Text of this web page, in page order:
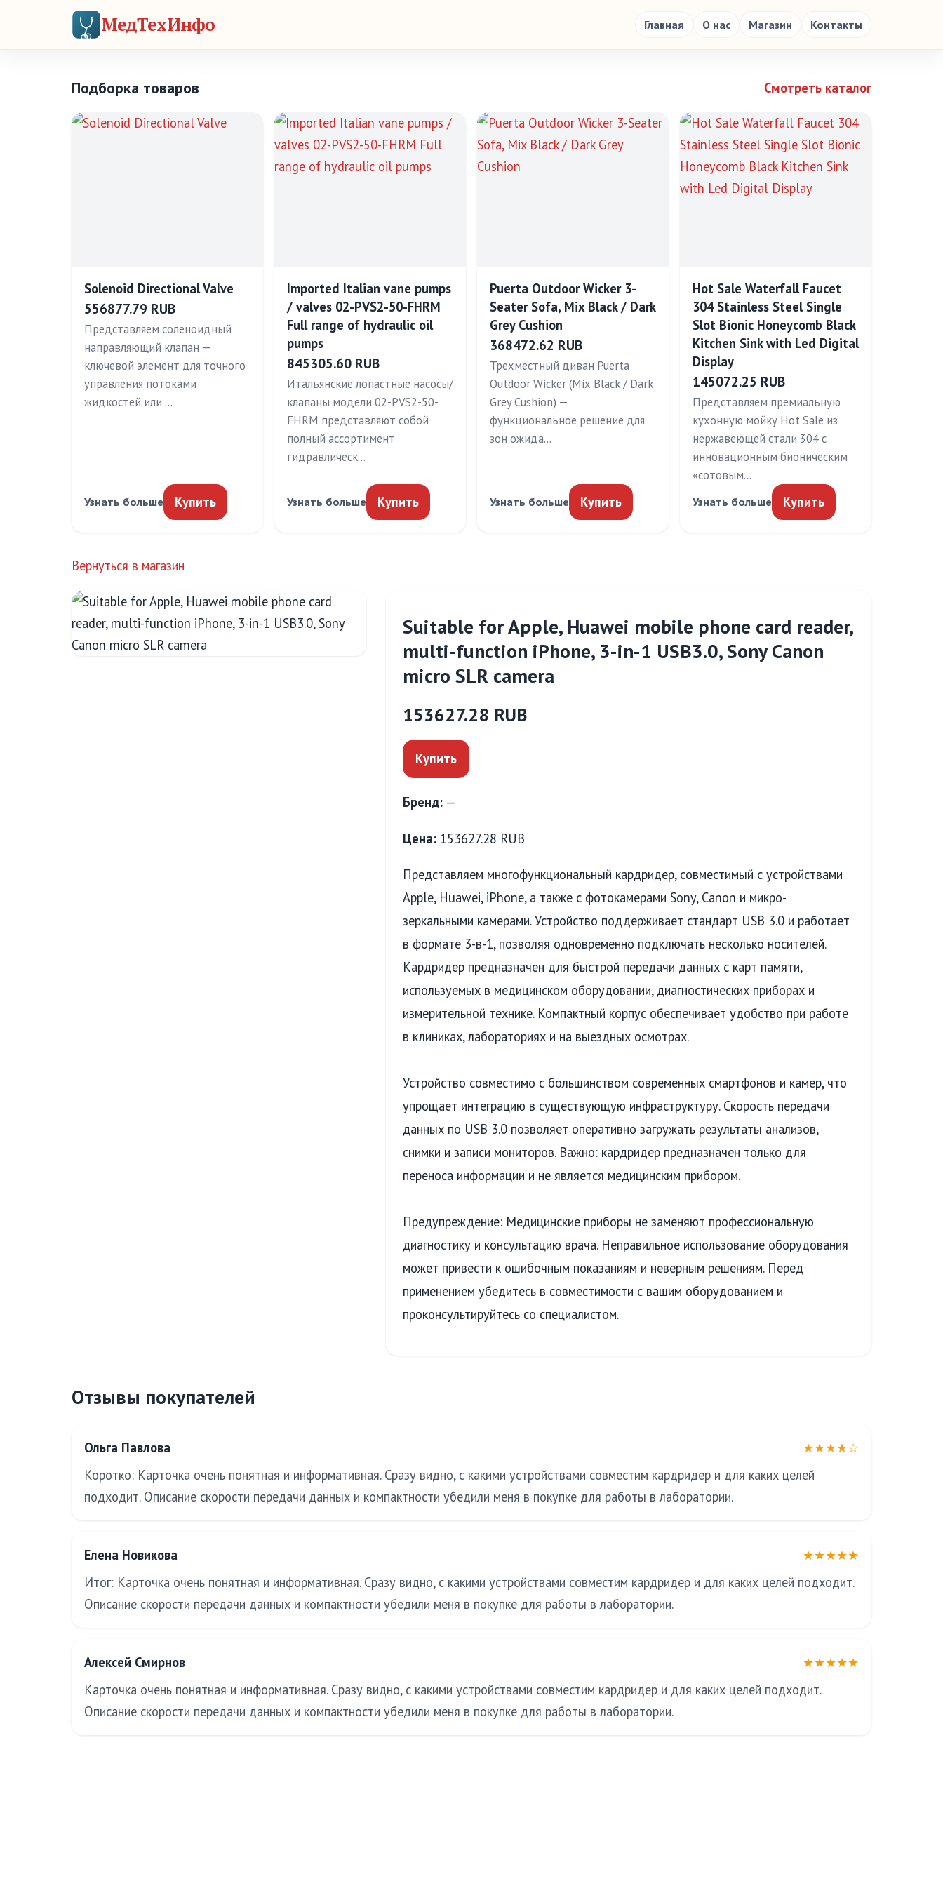
МедТехИнфо Главная О нас Магазин Контакты
Подборка товаров Смотреть каталог
Solenoid Directional Valve
556877.79 RUB
Представляем соленоидный
направляющий клапан —
ключевой элемент для точного
управления потоками
жидкостей или …
Узнать больше Купить
Imported Italian vane pumps
/ valves 02-PVS2-50-FHRM
Full range of hydraulic oil
pumps
845305.60 RUB
Итальянские лопастные насосы/
клапаны модели 02-PVS2-50-
FHRM представляют собой
полный ассортимент
гидравлическ…
Узнать больше Купить
Puerta Outdoor Wicker 3-
Seater Sofa, Mix Black / Dark
Grey Cushion
368472.62 RUB
Трехместный диван Puerta
Outdoor Wicker (Mix Black / Dark
Grey Cushion) —
функциональное решение для
зон ожида…
Узнать больше Купить
Hot Sale Waterfall Faucet
304 Stainless Steel Single
Slot Bionic Honeycomb Black
Kitchen Sink with Led Digital
Display
145072.25 RUB
Представляем премиальную
кухонную мойку Hot Sale из
нержавеющей стали 304 с
инновационным бионическим
«сотовым…
Узнать больше Купить
Вернуться в магазин
Suitable for Apple, Huawei mobile phone card reader,
multi-function iPhone, 3-in-1 USB3.0, Sony Canon
micro SLR camera
153627.28 RUB
Купить
Бренд: —
Цена: 153627.28 RUB
Представляем многофункциональный кардридер, совместимый с устройствами
Apple, Huawei, iPhone, а также с фотокамерами Sony, Canon и микро-
зеркальными камерами. Устройство поддерживает стандарт USB 3.0 и работает
в формате 3-в-1, позволяя одновременно подключать несколько носителей.
Кардридер предназначен для быстрой передачи данных с карт памяти,
используемых в медицинском оборудовании, диагностических приборах и
измерительной технике. Компактный корпус обеспечивает удобство при работе
в клиниках, лабораториях и на выездных осмотрах.
Устройство совместимо с большинством современных смартфонов и камер, что
упрощает интеграцию в существующую инфраструктуру. Скорость передачи
данных по USB 3.0 позволяет оперативно загружать результаты анализов,
снимки и записи мониторов. Важно: кардридер предназначен только для
переноса информации и не является медицинским прибором.
Предупреждение: Медицинские приборы не заменяют профессиональную
диагностику и консультацию врача. Неправильное использование оборудования
может привести к ошибочным показаниям и неверным решениям. Перед
применением убедитесь в совместимости с вашим оборудованием и
проконсультируйтесь со специалистом.
Отзывы покупателей
Ольга Павлова
★★★★☆
Коротко: Карточка очень понятная и информативная. Сразу видно, с какими устройствами совместим кардридер и для каких целей
подходит. Описание скорости передачи данных и компактности убедили меня в покупке для работы в лаборатории.
Елена Новикова
★★★★★
Итог: Карточка очень понятная и информативная. Сразу видно, с какими устройствами совместим кардридер и для каких целей подходит.
Описание скорости передачи данных и компактности убедили меня в покупке для работы в лаборатории.
Алексей Смирнов
★★★★★
Карточка очень понятная и информативная. Сразу видно, с какими устройствами совместим кардридер и для каких целей подходит.
Описание скорости передачи данных и компактности убедили меня в покупке для работы в лаборатории.